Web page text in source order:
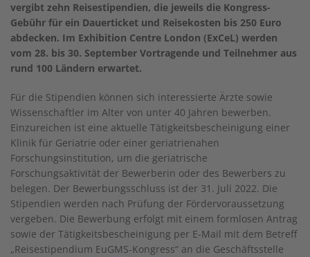
vergibt zehn Reisestipendien, die jeweils die Kongress-
Gebühr für ein Dauerticket und Reisekosten bis 250 Euro
abdecken. Im Exhibition Centre London (ExCeL) werden
vom 28. bis 30. September Vortragende und Teilnehmer aus
rund 100 Ländern erwartet.
Für die Stipendien können sich interessierte Ärzte sowie
Wissenschaftler im Alter von unter 40 Jahren bewerben.
Einzureichen ist eine aktuelle Tätigkeitsbescheinigung einer
Klinik für Geriatrie oder einer geriatrienahen
Forschungsinstitution, um die geriatrische
Forschungsaktivität der Bewerberin oder des Bewerbers zu
belegen. Der Bewerbungsschluss ist der 31. Juli 2022. Die
Stipendien werden nach Prüfung der Fördervoraussetzung
vergeben. Die Bewerbung erfolgt mit einem formlosen Antrag
sowie der Tätigkeitsbescheinigung per E-Mail mit dem Betreff
„Reisestipendium EuGMS-Kongress“ an die Geschäftsstelle